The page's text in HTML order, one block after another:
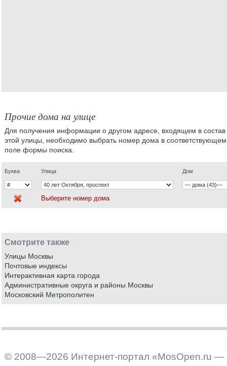
Прочие дома на улице
Для получения информации о другом адресе, входящем в состав
этой улицы, необходимо выбрать номер дома в соответствующем
поле формы поиска.
Буква Улица Дом
Выберите номер дома
Смотрите также
Улицы Москвы
Почтовые индексы
Интерактивная карта города
Административные округа и районы Москвы
Московский Метрополитен
© 2008—2026 Интернет-портал «MosOpen.ru —